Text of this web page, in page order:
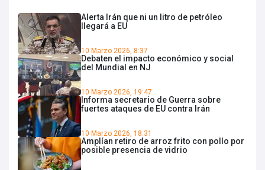
Alerta Irán que ni un litro de petróleo
llegará a EU
10 Marzo 2026, 8:37
Debaten el impacto económico y social
del Mundial en NJ
10 Marzo 2026, 19:47
Informa secretario de Guerra sobre
fuertes ataques de EU contra Irán
10 Marzo 2026, 18:31
Amplían retiro de arroz frito con pollo por
posible presencia de vidrio